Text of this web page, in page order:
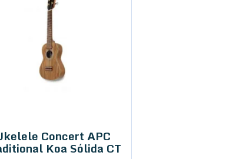
Concert APC
Koa Sólida CT